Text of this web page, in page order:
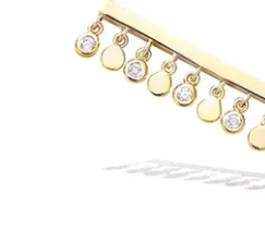
Nos offres bijoux